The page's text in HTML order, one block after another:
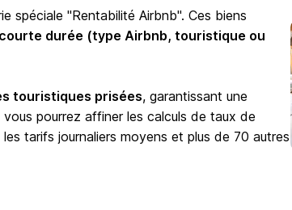
spéciale "Rentabilité Airbnb". Ces biens
durée (type Airbnb, touristique ou
touristiques prisées, garantissant une
pourrez affiner les calculs de taux de
tarifs journaliers moyens et plus de 70 autres